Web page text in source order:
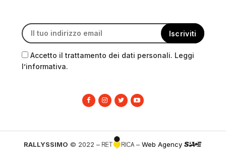
Accetto il trattamento dei dati personali. Leggi
l’informativa.
RALLYSSIMO © 2022 – –Web Agency